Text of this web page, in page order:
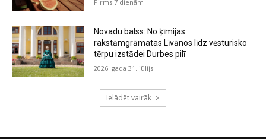
Pirms 7 dienām
Novadu balss: No ķīmijas
rakstāmgrāmatas Līvānos līdz vēsturisko
tērpu izstādei Durbes pilī
2026. gada 31. jūlijs
Ielādēt vairāk